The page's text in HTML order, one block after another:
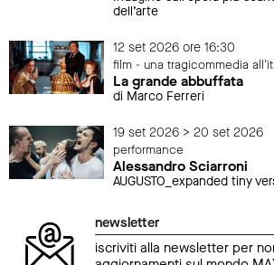
dell’arte
12 set 2026 ore 16:30
film - una tragicommedia
La grande abbuffata
di Marco Ferreri
19 set 2026 > 20 set 2026
performance
Alessandro Sciarroni
AUGUSTO_expanded tiny
newsletter
iscriviti alla newsletter per